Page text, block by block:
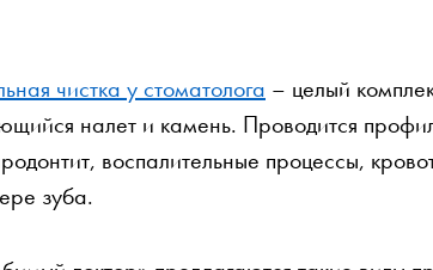
чистка у стоматолога – целый
налет и камень. Проводится
воспалительные процессы,
зуба.